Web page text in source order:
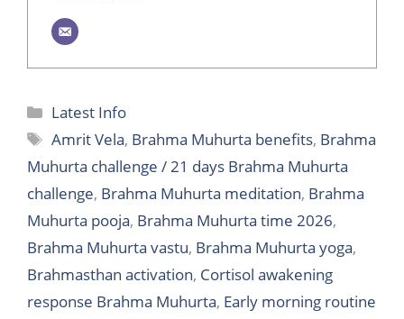
Categories
Latest Info
Tags
Amrit Vela, Brahma Muhurta benefits, Brahma
Muhurta challenge / 21 days Brahma Muhurta
challenge, Brahma Muhurta meditation, Brahma
Muhurta pooja, Brahma Muhurta time 2026,
Brahma Muhurta vastu, Brahma Muhurta yoga,
Brahmasthan activation, Cortisol awakening
response Brahma Muhurta, Early morning routine